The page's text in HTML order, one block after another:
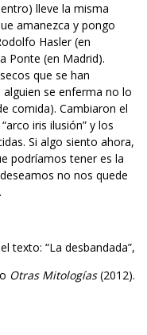
lleve la misma
amanezca y pongo
Hasler (en
Ponte (en Madrid).
que se han
se enferma no lo
comida). Cambiaron el
iris ilusión” y los
Si algo siento ahora,
podríamos tener es la
no nos quede
texto: “La desbandada”,
Otras Mitologías(2012).